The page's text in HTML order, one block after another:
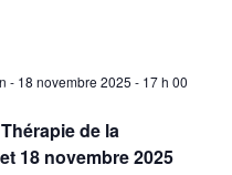
de la
18 novembre 2025
- 18 novembre 2025 - 17 h 00